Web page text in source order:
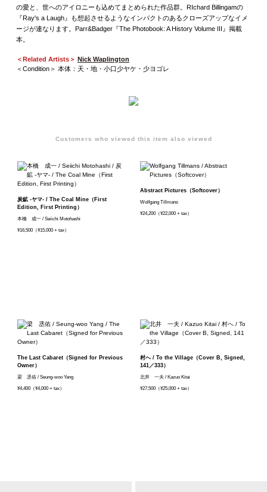
の愛と、世へのアイロニーも込めてまとめられた作品群。RIchard Billingamの
『Ray's a Laugh』も想起させるようなインパクトのあるクローズアップなイメ
ージが連なります。Parr&Badger『The Photobook: A History Volume III』掲載
本。
＜Related Artists＞ Nick Waplington
＜Condition＞ 本体：天・地・小口少ヤケ・少ヨゴレ
Customers who viewed this item also viewed
炭鉱 -ヤマ- / The Coal Mine（First
Edition, First Printing）
本橋 成一 / Seiichi Motohashi
¥16,500（¥15,000 + tax）
Abstract Pictures（Softcover）
Wolfgang Tillmans
¥24,200（¥22,000 + tax）
The Last Cabaret（Signed for Previous
Owner）
梁 丞佑 / Seung-woo Yang
¥4,400（¥4,000 + tax）
村へ / To the Village（Cover B, Signed,
141／333）
北井 一夫 / Kazuo Kitai
¥27,500（¥25,000 + tax）